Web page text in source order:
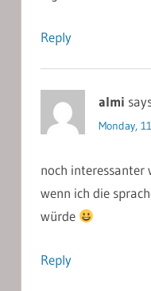
Reply
almi
Monday,
noch interessanter
wenn ich die
würde
Reply